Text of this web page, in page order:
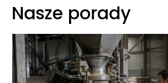
Nasze porady